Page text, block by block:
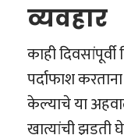
व्यवहार
काही
पर्दाफाश
केल्याचे या